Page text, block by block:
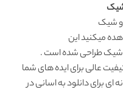
شیک
و شیک
میکنید این
شیک طراحی شده است .
عالی برای ایده های شما
ای برای دانلود به اسانی در